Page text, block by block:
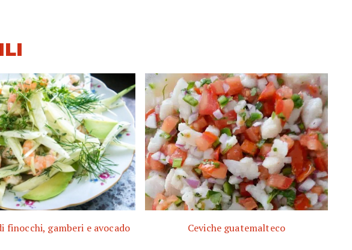
finocchi, gamberi e avocado Ceviche guatemalteco